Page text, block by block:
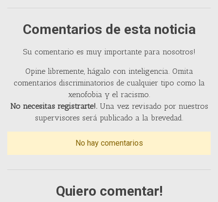
Comentarios de esta noticia
Su comentario es muy importante para nosotros!
Opine libremente, hágalo con inteligencia. Omita
comentarios discriminatorios de cualquier tipo como la
xenofobia y el racismo.
No necesitas registrarte!.Una vez revisado por nuestros
supervisores será publicado a la brevedad.
No hay comentarios
Quiero comentar!